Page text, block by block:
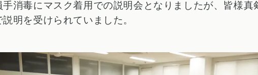
手消毒にマスク着用での説明会となりましたが、皆様真
説明を受けられていました。